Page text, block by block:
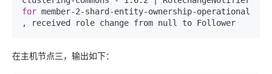
for member-2-shard-entity-ownership-operational
, received role change from null to Follower
在主机节点三，输出如下：